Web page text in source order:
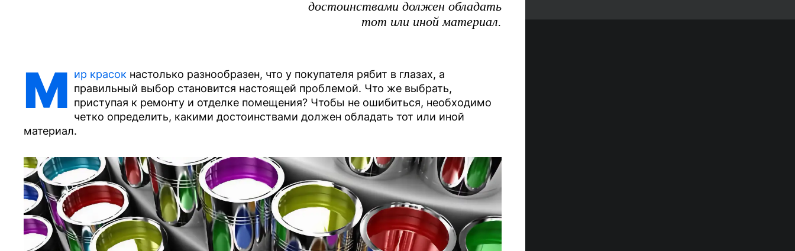
достоинствами должен обладать
тот или иной материал.
М ир красок настолько разнообразен, что у покупателя рябит в глазах, а
правильный выбор становится настоящей проблемой. Что же выбрать,
приступая к ремонту и отделке помещения? Чтобы не ошибиться, необходимо
четко определить, какими достоинствами должен обладать тот или иной
материал.